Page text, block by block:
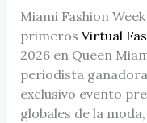
Miami Fashion
primeros Virtual
2026 en Queen
periodista
exclusivo evento
globales de la